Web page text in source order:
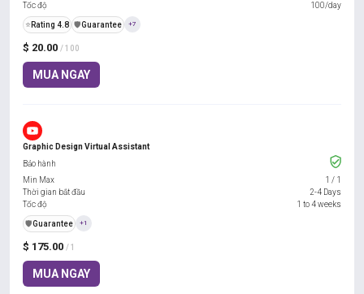
$ 20.00 / 100
MUA NGAY
Tốc độ
100/day
⭐ Rating 4.8 ️🛡️Guarantee +7
Graphic Design Virtual Assistant
$ 175.00 / 1
MUA NGAY
Bảo hành
Min Max
1 / 1
Thời gian bắt đầu
2-4 Days
Tốc độ
1 to 4 weeks
️🛡️Guarantee +1